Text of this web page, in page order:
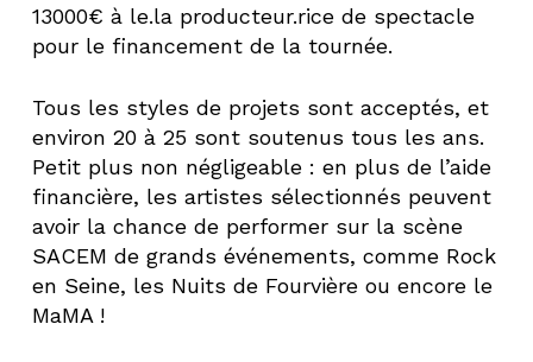
13000€ à le.la producteur.rice de spectacle
pour le financement de la tournée.
Tous les styles de projets sont acceptés, et
environ 20 à 25 sont soutenus tous les ans.
Petit plus non négligeable : en plus de l’aide
financière, les artistes sélectionnés peuvent
avoir la chance de performer sur la scène
SACEM de grands événements, comme Rock
en Seine, les Nuits de Fourvière ou encore le
MaMA !